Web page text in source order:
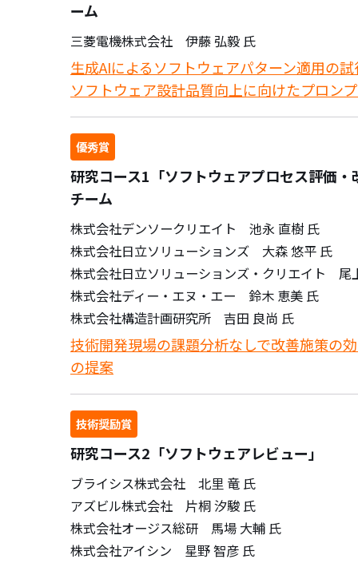
ーム
三菱電機株式会社 伊藤 弘毅 氏
生成AIによるソフトウェアパターン適用の
ソフトウェア設計品質向上に向けたプロン
優秀賞
研究コース1「ソフトウェアプロセス評価
チーム
株式会社デンソークリエイト 池永 直樹 氏
株式会社日立ソリューションズ 大森 悠平 氏
株式会社日立ソリューションズ・クリエイト 尾
株式会社ディー・エヌ・エー 鈴木 恵美 氏
株式会社構造計画研究所 吉田 良尚 氏
技術開発現場の課題分析なしで改善施策の
の提案
技術奨励賞
研究コース2「ソフトウェアレビュー」
ブライシス株式会社 北里 竜 氏
アズビル株式会社 片桐 汐駿 氏
株式会社オージス総研 馬場 大輔 氏
株式会社アイシン 星野 智彦 氏